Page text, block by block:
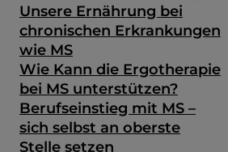
Unsere Ernährung bei
chronischen Erkrankungen
wie MS
Wie Kann die Ergotherapie
bei MS unterstützen?
Berufseinstieg mit MS –
sich selbst an oberste
Stelle setzen